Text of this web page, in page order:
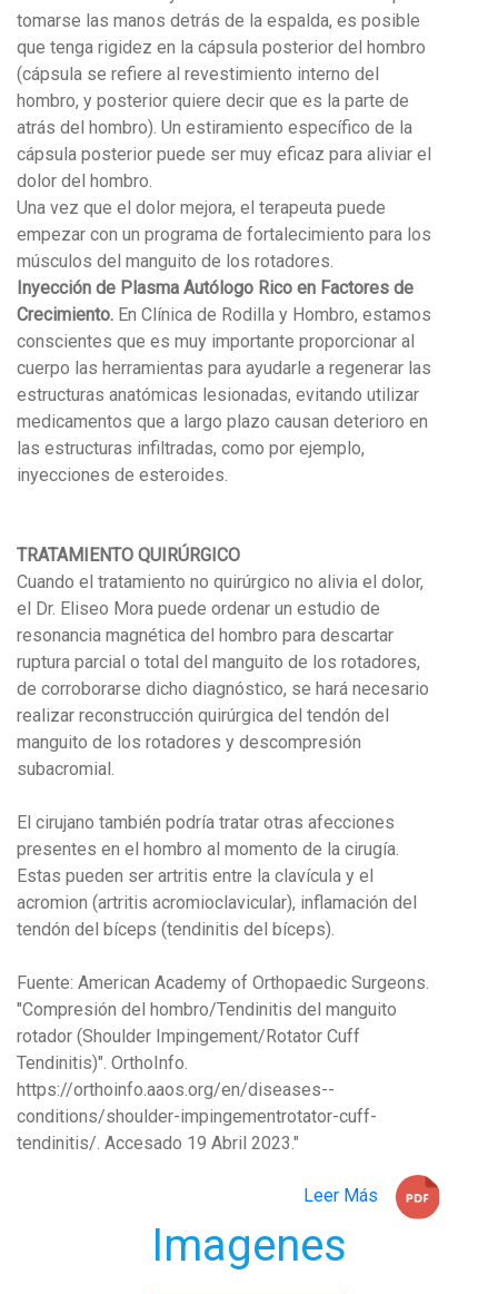
tomarse las manos detrás de la espalda, es posible
que tenga rigidez en la cápsula posterior del hombro
(cápsula se refiere al revestimiento interno del
hombro, y posterior quiere decir que es la parte de
atrás del hombro). Un estiramiento específico de la
cápsula posterior puede ser muy eficaz para aliviar el
dolor del hombro.
Una vez que el dolor mejora, el terapeuta puede
empezar con un programa de fortalecimiento para los
músculos del manguito de los rotadores.
Inyección de Plasma Autólogo Rico en Factores de
Crecimiento. En Clínica de Rodilla y Hombro, estamos
conscientes que es muy importante proporcionar al
cuerpo las herramientas para ayudarle a regenerar las
estructuras anatómicas lesionadas, evitando utilizar
medicamentos que a largo plazo causan deterioro en
las estructuras infiltradas, como por ejemplo,
inyecciones de esteroides.
TRATAMIENTO QUIRÚRGICO
Cuando el tratamiento no quirúrgico no alivia el dolor,
el Dr. Eliseo Mora puede ordenar un estudio de
resonancia magnética del hombro para descartar
ruptura parcial o total del manguito de los rotadores,
de corroborarse dicho diagnóstico, se hará necesario
realizar reconstrucción quirúrgica del tendón del
manguito de los rotadores y descompresión
subacromial.
El cirujano también podría tratar otras afecciones
presentes en el hombro al momento de la cirugía.
Estas pueden ser artritis entre la clavícula y el
acromion (artritis acromioclavicular), inflamación del
tendón del bíceps (tendinitis del bíceps).
Fuente: American Academy of Orthopaedic Surgeons.
"Compresión del hombro/Tendinitis del manguito
rotador (Shoulder Impingement/Rotator Cuff
Tendinitis)". OrthoInfo.
https://orthoinfo.aaos.org/en/diseases--
conditions/shoulder-impingementrotator-cuff-
tendinitis/. Accesado 19 Abril 2023."
Leer Más
Imagenes